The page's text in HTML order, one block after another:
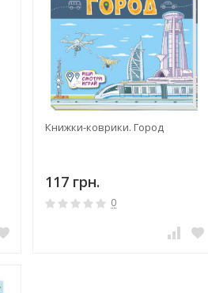
Книжки-коврики. Город
117 грн.
0